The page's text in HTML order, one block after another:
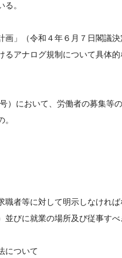
。
」（令和４年６月７日閣議
アナログ規制について具体
）において、労働者の募集等
者等に対して明示しなけれ
びに就業の場所及び従事すべ
について